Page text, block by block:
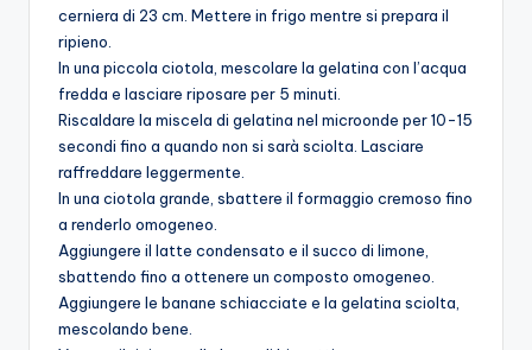
cerniera di 23 cm. Mettere in frigo mentre si prepara il
ripieno.
In una piccola ciotola, mescolare la gelatina con l’acqua
fredda e lasciare riposare per 5 minuti.
Riscaldare la miscela di gelatina nel microonde per 10-15
secondi fino a quando non si sarà sciolta. Lasciare
raffreddare leggermente.
In una ciotola grande, sbattere il formaggio cremoso fino
a renderlo omogeneo.
Aggiungere il latte condensato e il succo di limone,
sbattendo fino a ottenere un composto omogeneo.
Aggiungere le banane schiacciate e la gelatina sciolta,
mescolando bene.